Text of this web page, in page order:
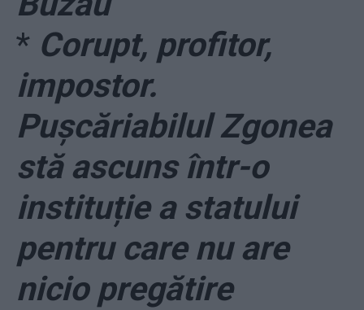
* Corupt, profitor,
impostor.
Pușcăriabilul Zgonea
stă ascuns într-o
instituție a statului
pentru care nu are
nicio pregătire